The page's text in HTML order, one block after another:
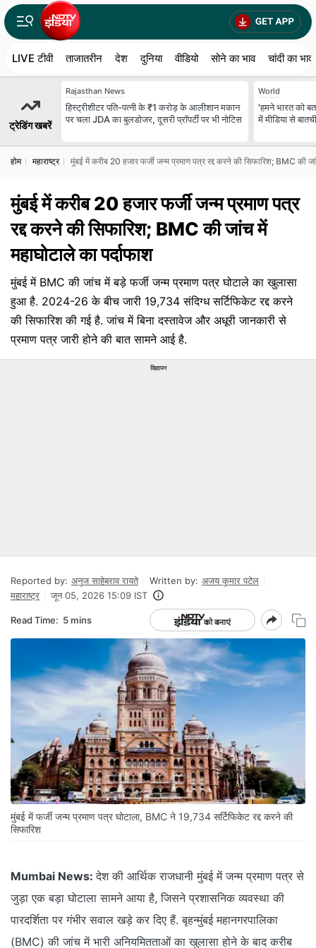
LIVE टीवी ताजातरीन देश दुनिया वीडियो सोने का भाव चांदी का भाव
ट्रेडिंग खबरें
Rajasthan News
हिस्ट्रीशीटर पति-पत्नी के ₹1 करोड़ के आलीशान मकान
पर चला JDA का बुलडोजर, दूसरी प्रॉपर्टी पर भी नोटिस
World
'हमने भारत को
में मीडिया से
होम महाराष्ट्र मुंबई में करीब 20 हजार फर्जी जन्म प्रमाण पत्र रद्द करने की सिफारिश; BMC की
मुंबई में करीब 20 हजार फर्जी जन्म प्रमाण पत्र
रद्द करने की सिफारिश; BMC की जांच में
महाघोटाले का पर्दाफाश
मुंबई में BMC की जांच में बड़े फर्जी जन्म प्रमाण पत्र घोटाले का खुलासा
हुआ है. 2024-26 के बीच जारी 19,734 संदिग्ध सर्टिफिकेट रद्द करने
की सिफारिश की गई है. जांच में बिना दस्तावेज और अधूरी जानकारी से
प्रमाण पत्र जारी होने की बात सामने आई है.
विज्ञापन
Reported by: अनुज साहेबराव रायते Written by: अजय कुमार पटेल
महाराष्ट्र
जून 05, 2026 15:09 IST
Read Time: 5 mins
मुंबई में फर्जी जन्म प्रमाण पत्र घोटाला, BMC ने 19,734 सर्टिफिकेट रद्द करने की
सिफारिश
Mumbai News:देश की आर्थिक राजधानी मुंबई में जन्म प्रमाण पत्र से
जुड़ा एक बड़ा घोटाला सामने आया है, जिसने प्रशासनिक व्यवस्था की
पारदर्शिता पर गंभीर सवाल खड़े कर दिए हैं. बृहन्मुंबई महानगरपालिका
(BMC) की जांच में भारी अनियमितताओं का खुलासा होने के बाद करीब